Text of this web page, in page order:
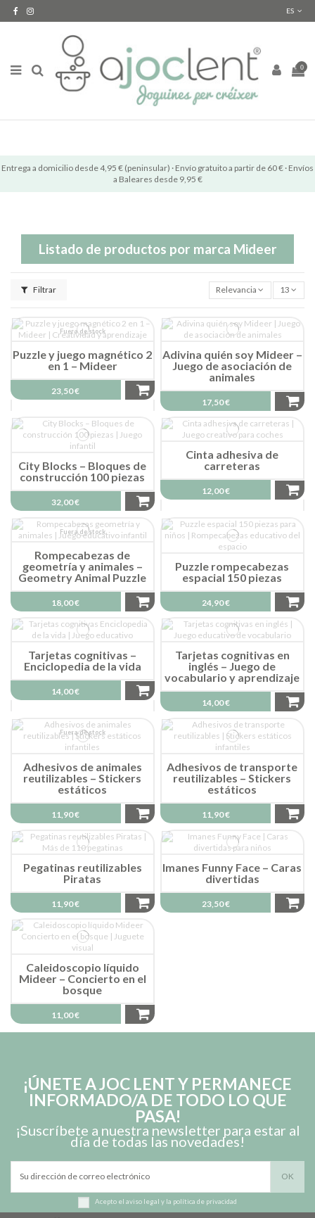
ES
0
Entrega a domicilio desde 4,95 € (peninsular) · Envío gratuito a partir de 60 € · Envíos
a Baleares desde 9,95 €
Listado de productos por marca Mideer
Filtrar Relevancia 13
Fuera de stock
Puzzle y juego magnético 2
en 1 – Mideer
23,50 €
Adivina quién soy Mideer –
Juego de asociación de
animales
17,50 €
City Blocks – Bloques de
construcción 100 piezas
32,00 €
Cinta adhesiva de
carreteras
12,00 €
Fuera de stock
Rompecabezas de
geometría y animales –
Geometry Animal Puzzle
18,00 €
Puzzle rompecabezas
espacial 150 piezas
24,90 €
Tarjetas cognitivas –
Enciclopedia de la vida
14,00 €
Tarjetas cognitivas en
inglés – Juego de
vocabulario y aprendizaje
14,00 €
Fuera de stock
Adhesivos de animales
reutilizables – Stickers
estáticos
11,90 €
Adhesivos de transporte
reutilizables – Stickers
estáticos
11,90 €
Pegatinas reutilizables
Piratas
11,90 €
Imanes Funny Face – Caras
divertidas
23,50 €
Caleidoscopio líquido
Mideer – Concierto en el
bosque
11,00 €
¡ÚNETE A JOC LENT Y PERMANECE
INFORMADO/A DE TODO LO QUE
PASA!
¡Suscríbete a nuestra newsletter para estar al
día de todas las novedades!
Acepto el aviso legal y la política de privacidad